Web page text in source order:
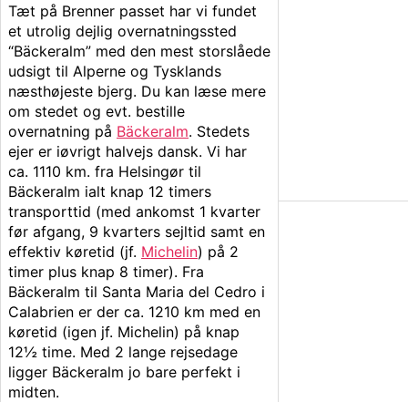
Tæt på Brenner passet har vi fundet
et utrolig dejlig overnatningssted
“Bäckeralm” med den mest storslåede
udsigt til Alperne og Tysklands
næsthøjeste bjerg. Du kan læse mere
om stedet og evt. bestille
overnatning på Bäckeralm. Stedets
ejer er iøvrigt halvejs dansk. Vi har
ca. 1110 km. fra Helsingør til
Bäckeralm ialt knap 12 timers
transporttid (med ankomst 1 kvarter
før afgang, 9 kvarters sejltid samt en
effektiv køretid (jf. Michelin) på 2
timer plus knap 8 timer). Fra
Bäckeralm til Santa Maria del Cedro i
Calabrien er der ca. 1210 km med en
køretid (igen jf. Michelin) på knap
12½ time. Med 2 lange rejsedage
ligger Bäckeralm jo bare perfekt i
midten.